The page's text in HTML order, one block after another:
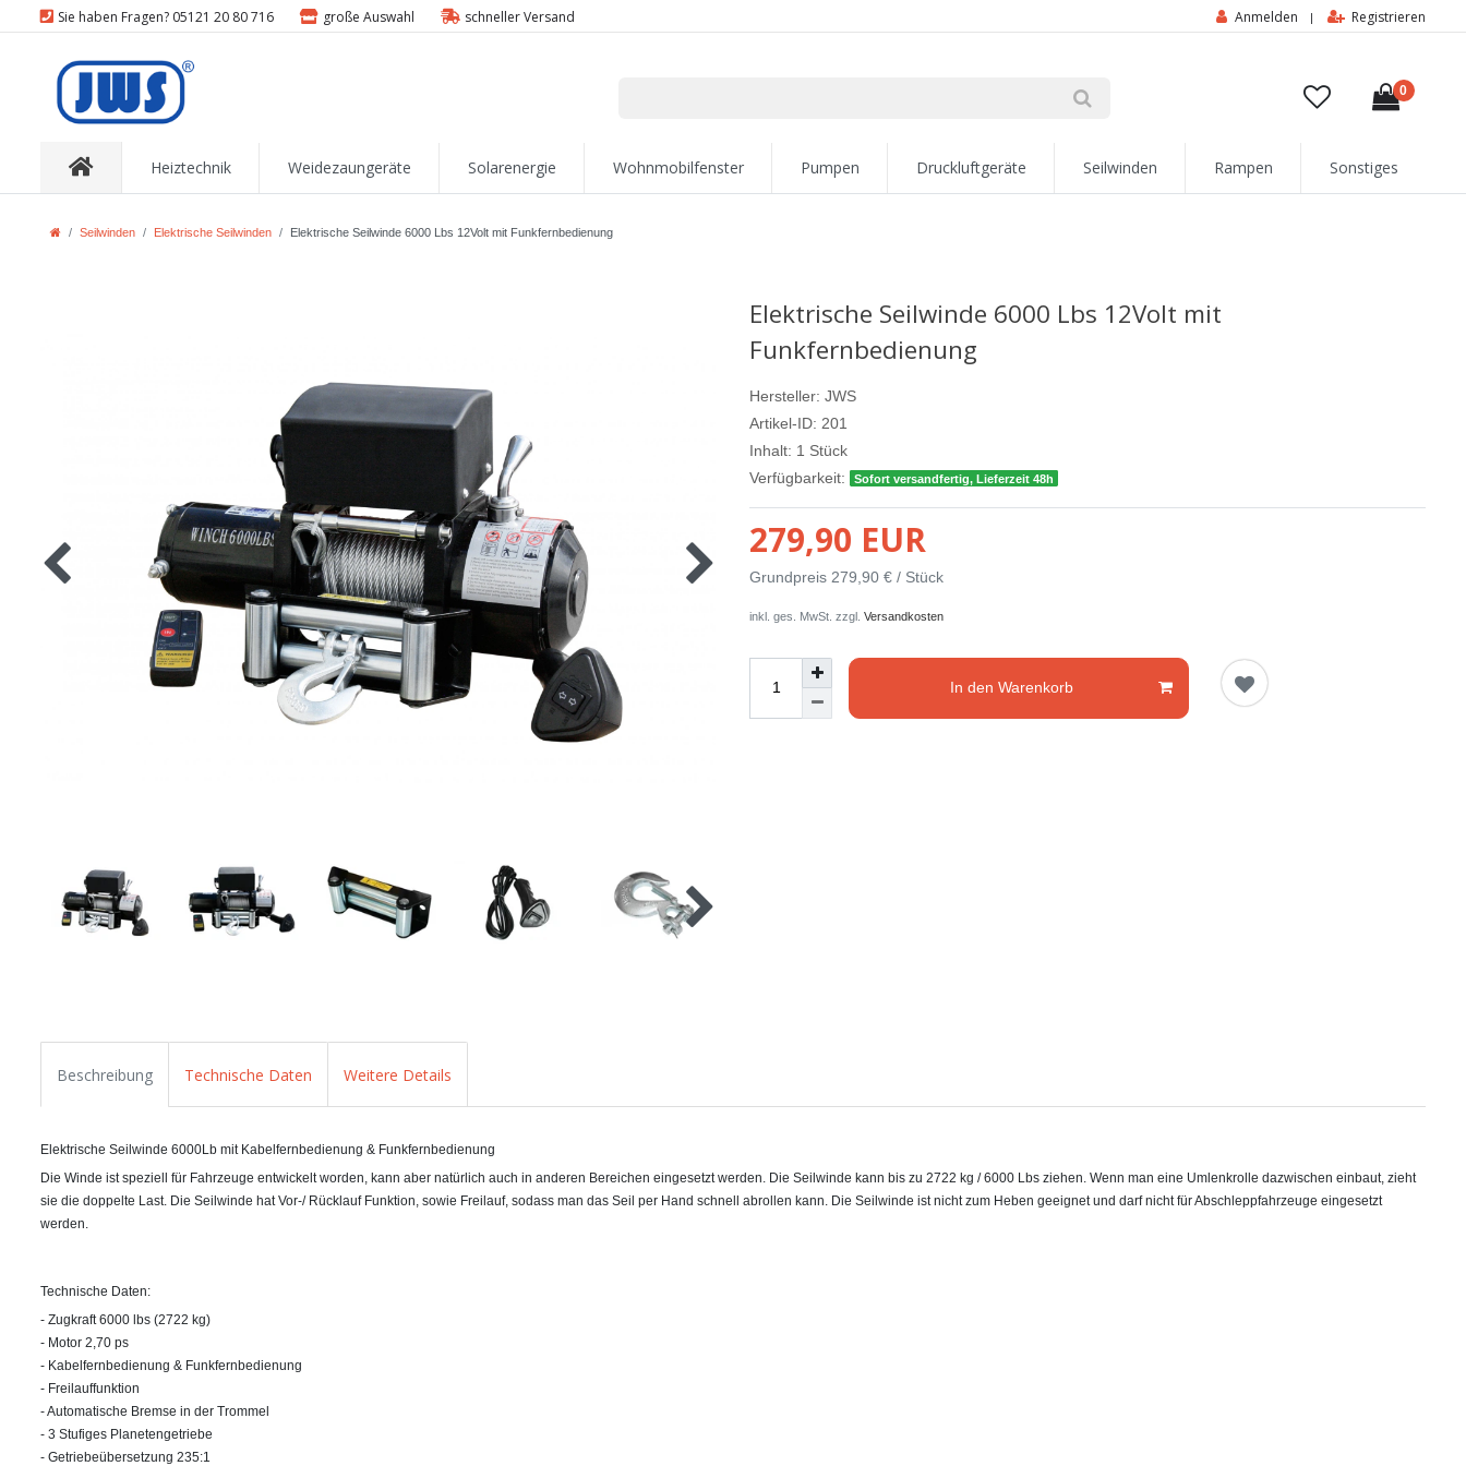
Sie haben Fragen? 05121 20 80 716 große Auswahl schneller Versand Anmelden | Registrieren
0
Heiztechnik Weidezaungeräte Solarenergie Wohnmobilfenster Pumpen Druckluftgeräte Seilwinden Rampen Sonstiges
Seilwinden Elektrische Seilwinden Elektrische Seilwinde 6000 Lbs 12Volt mit Funkfernbedienung
Elektrische Seilwinde 6000 Lbs 12Volt mit
Funkfernbedienung
Hersteller: JWS
Artikel-ID: 201
Inhalt: 1 Stück
Verfügbarkeit:
Sofort versandfertig, Lieferzeit 48h
279,90 EUR
Grundpreis 279,90 € / Stück
inkl. ges. MwSt. zzgl. Versandkosten
In den Warenkorb
Beschreibung Technische Daten Weitere Details
Elektrische Seilwinde 6000Lb mit Kabelfernbedienung & Funkfernbedienung
Die Winde ist speziell für Fahrzeuge entwickelt worden, kann aber natürlich auch in anderen Bereichen eingesetzt werden. Die Seilwinde kann bis zu 2722 kg / 6000 Lbs ziehen. Wenn man eine Umlenkrolle dazwischen einbaut, zieht
sie die doppelte Last. Die Seilwinde hat Vor-/ Rücklauf Funktion, sowie Freilauf, sodass man das Seil per Hand schnell abrollen kann. Die Seilwinde ist nicht zum Heben geeignet und darf nicht für Abschleppfahrzeuge eingesetzt
werden.
Technische Daten:
- Zugkraft 6000 lbs (2722 kg)
- Motor 2,70 ps
- Kabelfernbedienung & Funkfernbedienung
- Freilauffunktion
- Automatische Bremse in der Trommel
- 3 Stufiges Planetengetriebe
- Getriebeübersetzung 235:1